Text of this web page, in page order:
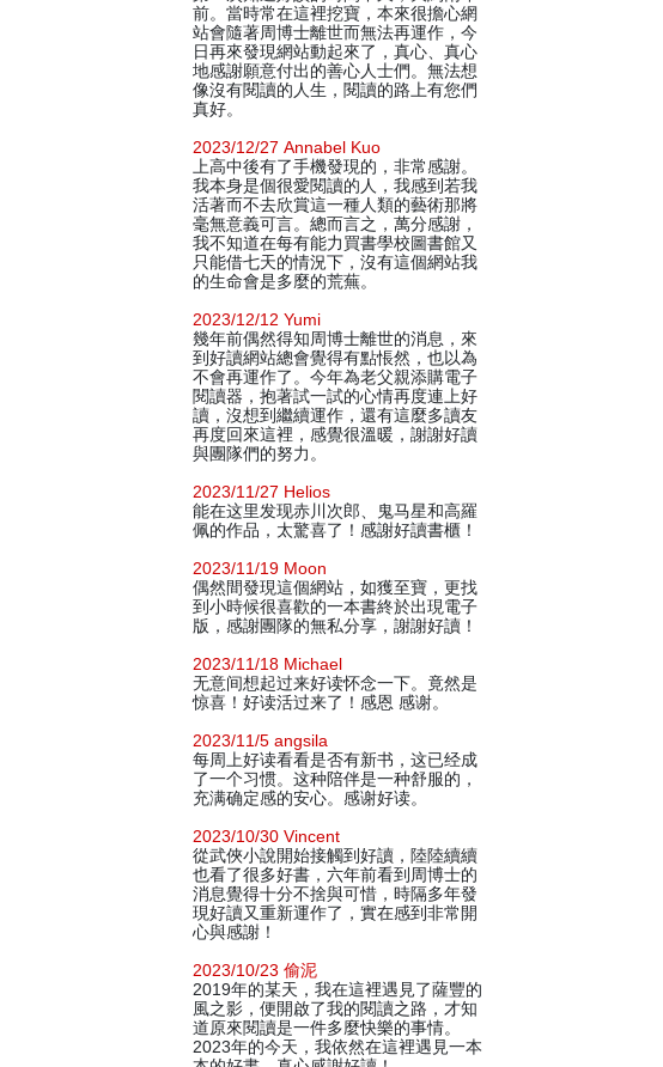
前。當時常在這裡挖寶，本來很擔心網
站會隨著周博士離世而無法再運作，今
日再來發現網站動起來了，真心、真心
地感謝願意付出的善心人士們。無法想
像沒有閱讀的人生，閱讀的路上有您們
真好。
2023/12/27 Annabel Kuo
上高中後有了手機發現的，非常感謝。
我本身是個很愛閱讀的人，我感到若我
活著而不去欣賞這一種人類的藝術那將
毫無意義可言。總而言之，萬分感謝，
我不知道在每有能力買書學校圖書館又
只能借七天的情況下，沒有這個網站我
的生命會是多麼的荒蕪。
2023/12/12 Yumi
幾年前偶然得知周博士離世的消息，來
到好讀網站總會覺得有點悵然，也以為
不會再運作了。今年為老父親添購電子
閱讀器，抱著試一試的心情再度連上好
讀，沒想到繼續運作，還有這麼多讀友
再度回來這裡，感覺很溫暖，謝謝好讀
與團隊們的努力。
2023/11/27 Helios
能在这里发现赤川次郎、鬼马星和高羅
佩的作品，太驚喜了！感謝好讀書櫃！
2023/11/19 Moon
偶然間發現這個網站，如獲至寶，更找
到小時候很喜歡的一本書終於出現電子
版，感謝團隊的無私分享，謝謝好讀！
2023/11/18 Michael
无意间想起过来好读怀念一下。竟然是
惊喜！好读活过来了！感恩 感谢。
2023/11/5 angsila
每周上好读看看是否有新书，这已经成
了一个习惯。这种陪伴是一种舒服的，
充满确定感的安心。感谢好读。
2023/10/30 Vincent
從武俠小說開始接觸到好讀，陸陸續續
也看了很多好書，六年前看到周博士的
消息覺得十分不捨與可惜，時隔多年發
現好讀又重新運作了，實在感到非常開
心與感謝！
2023/10/23 偷泥
2019年的某天，我在這裡遇見了薩豐的
風之影，便開啟了我的閱讀之路，才知
道原來閱讀是一件多麼快樂的事情。
2023年的今天，我依然在這裡遇見一本